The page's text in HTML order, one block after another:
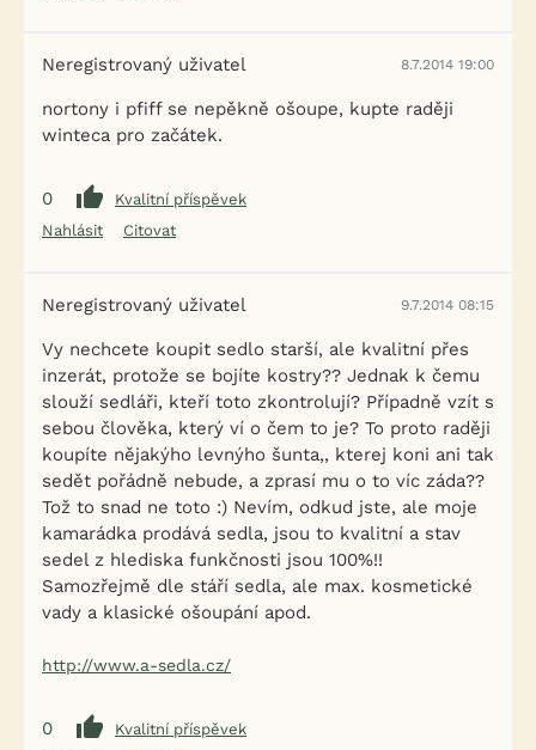
Neregistrovaný uživatel 8.7.2014 19:00
nortony i pfiff se nepěkně ošoupe, kupte raději
winteca pro začátek.
0
Kvalitní příspěvek
Nahlásit
Citovat
Neregistrovaný uživatel 9.7.2014 08:15
Vy nechcete koupit sedlo starší, ale kvalitní přes
inzerát, protože se bojíte kostry?? Jednak k čemu
slouží sedláři, kteří toto zkontrolují? Případně vzít s
sebou člověka, který ví o čem to je? To proto raději
koupíte nějakýho levnýho šunta,, kterej koni ani tak
sedět pořádně nebude, a zprasí mu o to víc záda??
Tož to snad ne toto :) Nevím, odkud jste, ale moje
kamarádka prodává sedla, jsou to kvalitní a stav
sedel z hlediska funkčnosti jsou 100%!!
Samozřejmě dle stáří sedla, ale max. kosmetické
vady a klasické ošoupání apod.
http://www.a-sedla.cz/
0
Kvalitní příspěvek